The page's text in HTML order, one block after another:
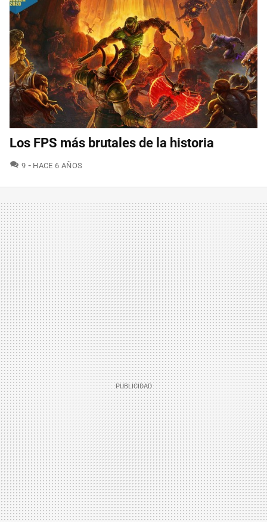
Los FPS más brutales de la historia
9 COMENTARIOS
HACE 6 AÑOS